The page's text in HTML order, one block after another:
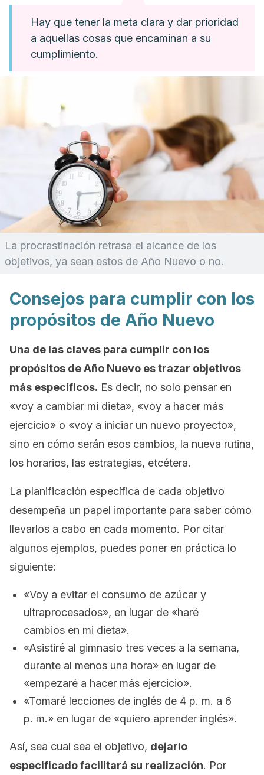
Hay que tener la meta clara y dar prioridad
a aquellas cosas que encaminan a su
cumplimiento.
La procrastinación retrasa el alcance de los
objetivos, ya sean estos de Año Nuevo o no.
Consejos para cumplir con los
propósitos de Año Nuevo
Una de las claves para cumplir con los
propósitos de Año Nuevo es trazar objetivos
más específicos. Es decir, no solo pensar en
«voy a cambiar mi dieta», «voy a hacer más
ejercicio» o «voy a iniciar un nuevo proyecto»,
sino en cómo serán esos cambios, la nueva rutina,
los horarios, las estrategias, etcétera.
La planificación específica de cada objetivo
desempeña un papel importante para saber cómo
llevarlos a cabo en cada momento. Por citar
algunos ejemplos, puedes poner en práctica lo
siguiente:
«Voy a evitar el consumo de azúcar y
ultraprocesados», en lugar de «haré
cambios en mi dieta».
«Asistiré al gimnasio tres veces a la semana,
durante al menos una hora» en lugar de
«empezaré a hacer más ejercicio».
«Tomaré lecciones de inglés de 4 p. m. a 6
p. m.» en lugar de «quiero aprender inglés».
Así, sea cual sea el objetivo, dejarlo
especificado facilitará su realización. Por